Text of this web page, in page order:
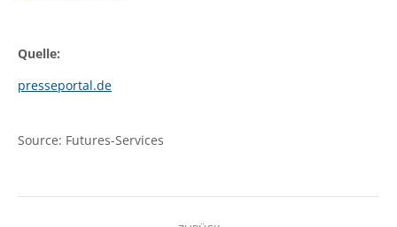
Quelle:
presseportal.de
Source: Futures-Services
Kommentarnavigation